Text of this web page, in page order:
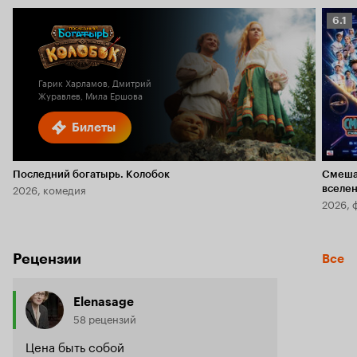
Билеты
Гарик Харламов, Дмитрий
Журавлев, Мила Ершова
Последний богатырь. Колобок
2026, комедия
6.1
6.1
2026,
Рецензии Все
Elenasage
58 рецензий
Цена быть собой